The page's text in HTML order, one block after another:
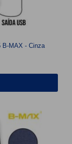
B-MAX - Cinza